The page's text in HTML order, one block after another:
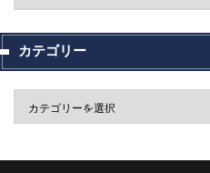
カテゴリー